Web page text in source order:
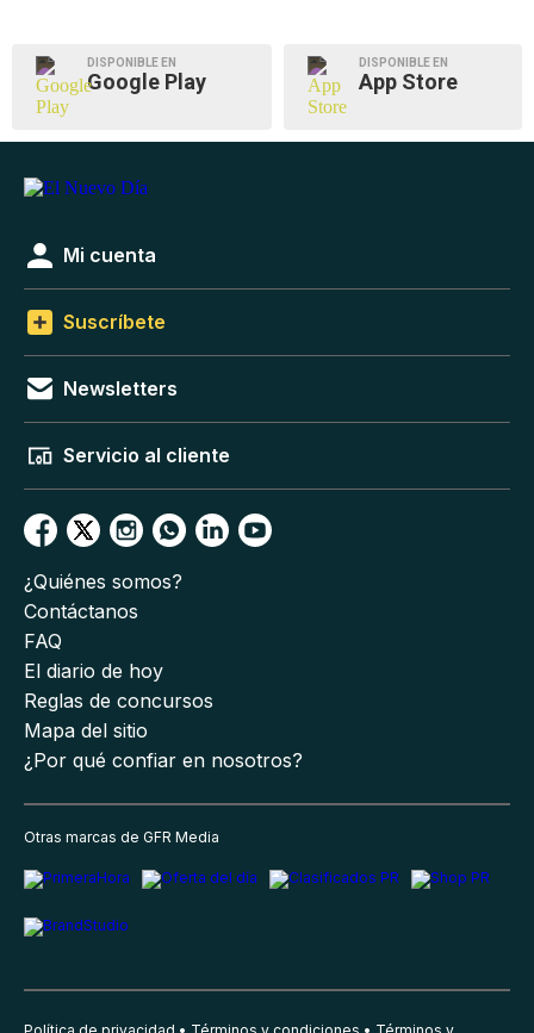
DISPONIBLE EN
Google Play
DISPONIBLE EN
App Store
Mi cuenta
Suscríbete
Newsletters
Servicio al cliente
¿Quiénes somos?
Contáctanos
FAQ
El diario de hoy
Reglas de concursos
Mapa del sitio
¿Por qué confiar en nosotros?
Otras marcas de GFR Media